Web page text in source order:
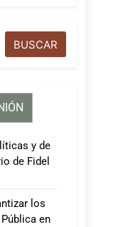
BUSCAR
y de
de Fidel
los
en